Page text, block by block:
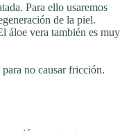
Para ello usaremos
de la piel.
áloe vera también es muy
no causar fricción.